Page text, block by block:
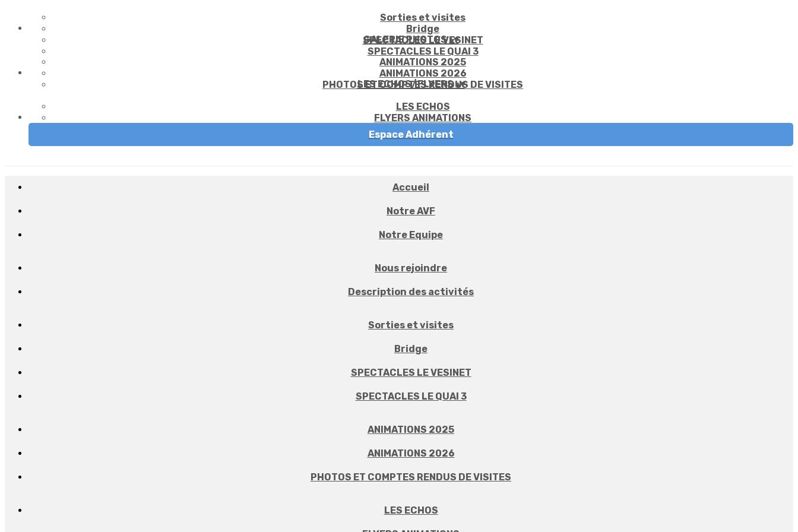
Sorties et visites
Bridge
SPECTACLES LE VESINET
SPECTACLES LE QUAI 3
GALERIE PHOTOS▴▾
ANIMATIONS 2025
ANIMATIONS 2026
PHOTOS ET COMPTES RENDUS DE VISITES
LES ECHOS/FLYERS▴▾
LES ECHOS
FLYERS ANIMATIONS
Espace Adhérent
Accueil
Notre AVF
Notre Equipe
Nous rejoindre
Description des activités
Sorties et visites
Bridge
SPECTACLES LE VESINET
SPECTACLES LE QUAI 3
ANIMATIONS 2025
ANIMATIONS 2026
PHOTOS ET COMPTES RENDUS DE VISITES
LES ECHOS